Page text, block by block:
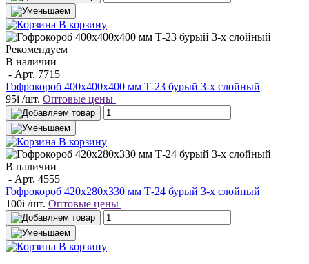
В корзину
Рекомендуем
В наличии
- Арт. 7715
Гофрокороб 400х400х400 мм Т-23 бурый 3-х слойный
95i /шт. Оптовые цены
В корзину
В наличии
- Арт. 4555
Гофрокороб 420x280x330 мм Т-24 бурый 3-х слойный
100i /шт. Оптовые цены
В корзину